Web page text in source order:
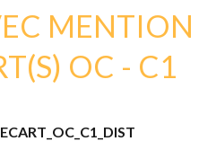
MENTION
OC - C1